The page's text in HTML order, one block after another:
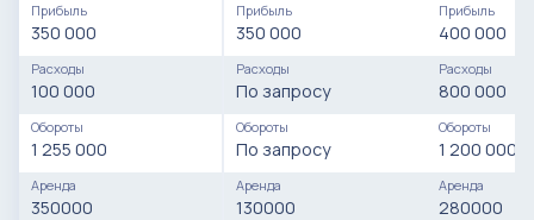
Прибыль
350 000
Расходы
100 000
Обороты
1 255 000
Аренда
350000
Прибыль
350 000
Расходы
По запросу
Обороты
По запросу
Аренда
130000
Прибыль
400 000
Расходы
800 000
Обороты
1 200 000
Аренда
280000